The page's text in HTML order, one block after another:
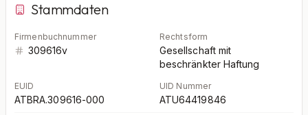
Stammdaten
Firmenbuchnummer
309616v
Rechtsform
Gesellschaft mit
beschränkter Haftung
EUID
ATBRA.309616-000
UID Nummer
ATU64419846